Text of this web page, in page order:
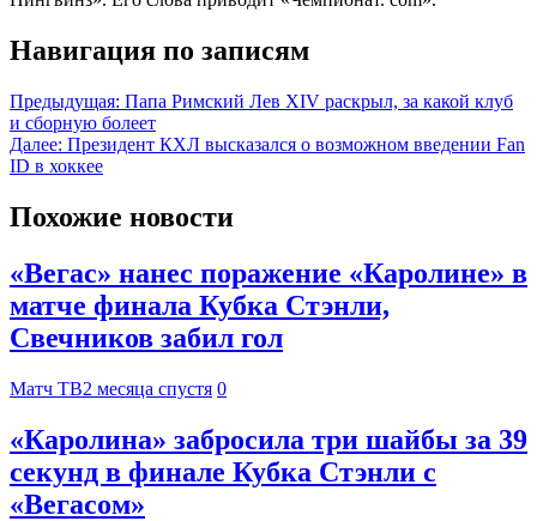
Навигация по записям
Предыдущая: Папа Римский Лев XIV раскрыл, за какой клуб
и сборную болеет
Далее: Президент КХЛ высказался о возможном введении Fan
ID в хоккее
Похожие новости
«Вегас» нанес поражение «Каролине» в
матче финала Кубка Стэнли,
Свечников забил гол
Матч ТВ2 месяца спустя 0
«Каролина» забросила три шайбы за 39
секунд в финале Кубка Стэнли с
«Вегасом»